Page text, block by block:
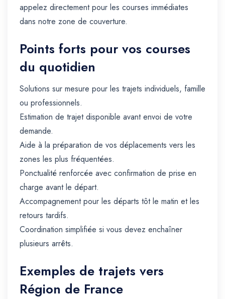
appelez directement pour les courses immédiates
dans notre zone de couverture.
Points forts pour vos courses
du quotidien
Solutions sur mesure pour les trajets individuels, famille
ou professionnels.
Estimation de trajet disponible avant envoi de votre
demande.
Aide à la préparation de vos déplacements vers les
zones les plus fréquentées.
Ponctualité renforcée avec confirmation de prise en
charge avant le départ.
Accompagnement pour les départs tôt le matin et les
retours tardifs.
Coordination simplifiée si vous devez enchaîner
plusieurs arrêts.
Exemples de trajets vers
Région de France